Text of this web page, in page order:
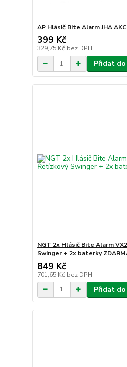
AP Hlásič Bite Alarm JHA
399 Kč
329,75 Kč bez DPH
Přidat
NGT 2x Hlásič Bite Alarm
Swinger + 2x baterky
849 Kč
701,65 Kč bez DPH
Přidat